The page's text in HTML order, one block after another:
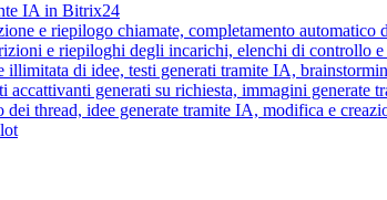
IA in Bitrix24
e riepilogo chiamate, completamento automatico
e riepiloghi degli incarichi, elenchi di controllo
illimitata di idee, testi generati tramite IA,
accattivanti generati su richiesta, immagini generate
dei thread, idee generate tramite IA, modifica e